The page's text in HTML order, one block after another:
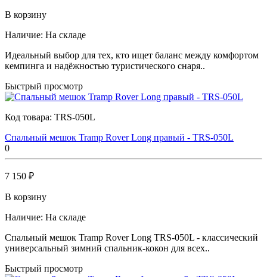
В корзину
Наличие: На складе
Идеальный выбор для тех, кто ищет баланс между комфортом
кемпинга и надёжностью туристического снаря..
Быстрый просмотр
Код товара: TRS-050L
Спальный мешок Tramp Rover Long правый - TRS-050L
0
7 150 ₽
В корзину
Наличие: На складе
Спальный мешок Tramp Rover Long TRS-050L - классический
универсальный зимний спальник-кокон для всех..
Быстрый просмотр